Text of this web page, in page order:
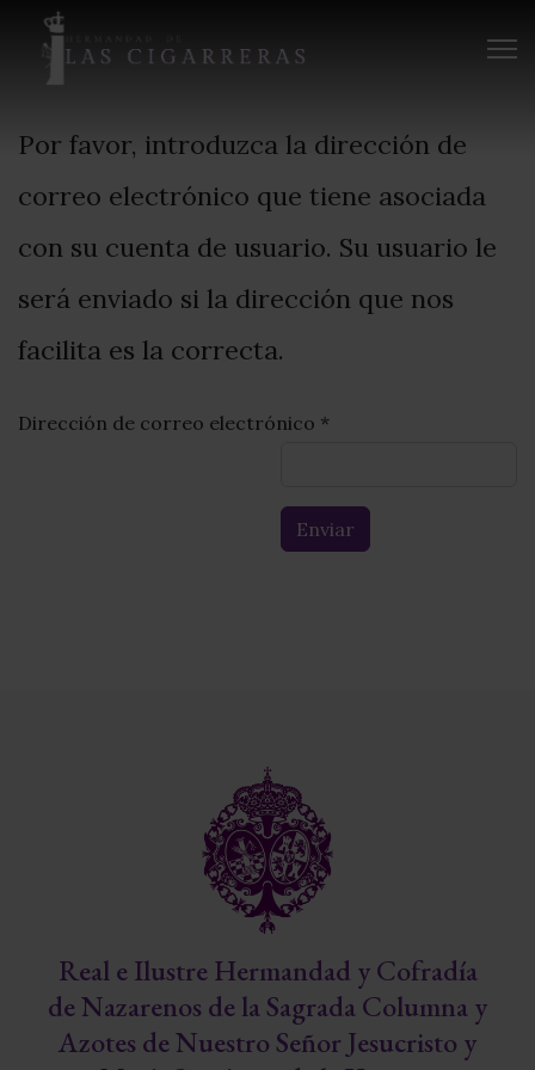
Por favor, introduzca la dirección de
correo electrónico que tiene asociada
con su cuenta de usuario. Su usuario le
será enviado si la dirección que nos
facilita es la correcta.
Dirección de correo electrónico *
Enviar
Real e Ilustre Hermandad y Cofradía
de Nazarenos de la Sagrada Columna y
Azotes de Nuestro Señor Jesucristo y